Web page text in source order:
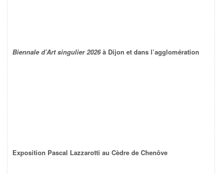
Biennale d’Art singulier 2026à Dijon et dans l’agglomération
Exposition Pascal Lazzarotti au Cèdre de Chenôve